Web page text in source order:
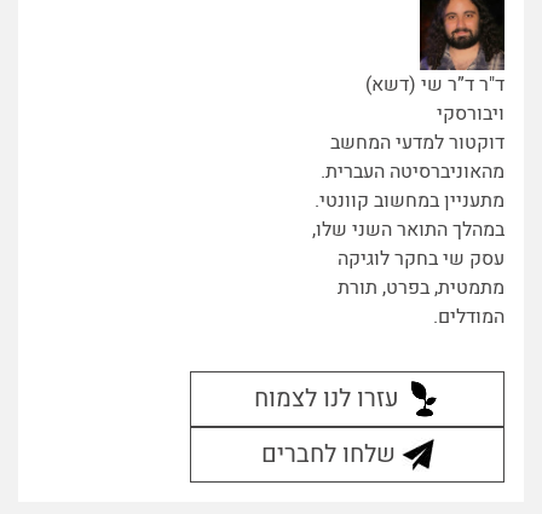
ד"ר ד”ר שי (דשא)
ויבורסקי
דוקטור למדעי המחשב
מהאוניברסיטה העברית.
מתעניין במחשוב קוונטי.
במהלך התואר השני שלו,
עסק שי בחקר לוגיקה
מתמטית, בפרט, תורת
המודלים.
עזרו לנו לצמוח
שלחו לחברים